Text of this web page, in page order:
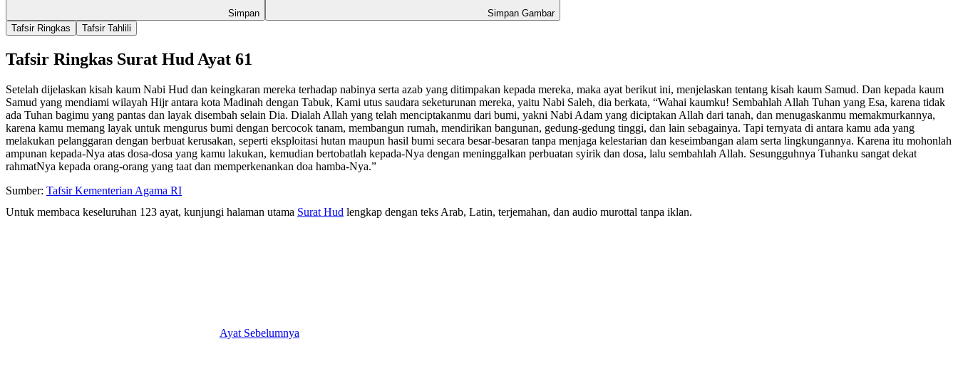
Simpan
Simpan Gambar
Tafsir Ringkas
Tafsir Tahlili
Tafsir Ringkas Surat Hud Ayat 61
Setelah dijelaskan kisah kaum Nabi Hud dan keingkaran mereka terhadap nabinya serta azab yang ditimpakan kepada mereka, maka ayat berikut ini, menjelaskan tentang kisah kaum Samud. Dan kepada kaum
Samud yang mendiami wilayah Hijr antara kota Madinah dengan Tabuk, Kami utus saudara seketurunan mereka, yaitu Nabi Saleh, dia berkata, “Wahai kaumku! Sembahlah Allah Tuhan yang Esa, karena tidak
ada Tuhan bagimu yang pantas dan layak disembah selain Dia. Dialah Allah yang telah menciptakanmu dari bumi, yakni Nabi Adam yang diciptakan Allah dari tanah, dan menugaskanmu memakmurkannya,
karena kamu memang layak untuk mengurus bumi dengan bercocok tanam, membangun rumah, mendirikan bangunan, gedung-gedung tinggi, dan lain sebagainya. Tapi ternyata di antara kamu ada yang
melakukan pelanggaran dengan berbuat kerusakan, seperti eksploitasi hutan maupun hasil bumi secara besar-besaran tanpa menjaga kelestarian dan keseimbangan alam serta lingkungannya. Karena itu mohonlah
ampunan kepada-Nya atas dosa-dosa yang kamu lakukan, kemudian bertobatlah kepada-Nya dengan meninggalkan perbuatan syirik dan dosa, lalu sembahlah Allah. Sesungguhnya Tuhanku sangat dekat
rahmatNya kepada orang-orang yang taat dan memperkenankan doa hamba-Nya.”
Sumber: Tafsir Kementerian Agama RI
Untuk membaca keseluruhan 123 ayat, kunjungi halaman utama Surat Hud lengkap dengan teks Arab, Latin, terjemahan, dan audio murottal tanpa iklan.
Ayat Sebelumnya